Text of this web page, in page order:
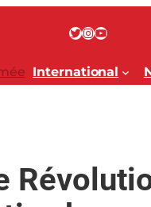
Twitter InstagramYouTube
International